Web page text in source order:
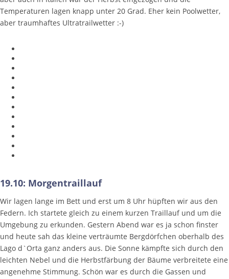
Temperaturen lagen knapp unter 20 Grad. Eher kein Poolwetter,
aber traumhaftes Ultratrailwetter :-)
19.10: Morgentraillauf
Wir lagen lange im Bett und erst um 8 Uhr hüpften wir aus den
Federn. Ich startete gleich zu einem kurzen Traillauf und um die
Umgebung zu erkunden. Gestern Abend war es ja schon finster
und heute sah das kleine verträumte Bergdörfchen oberhalb des
Lago d`Orta ganz anders aus. Die Sonne kämpfte sich durch den
leichten Nebel und die Herbstfärbung der Bäume verbreitete eine
angenehme Stimmung. Schön war es durch die Gassen und